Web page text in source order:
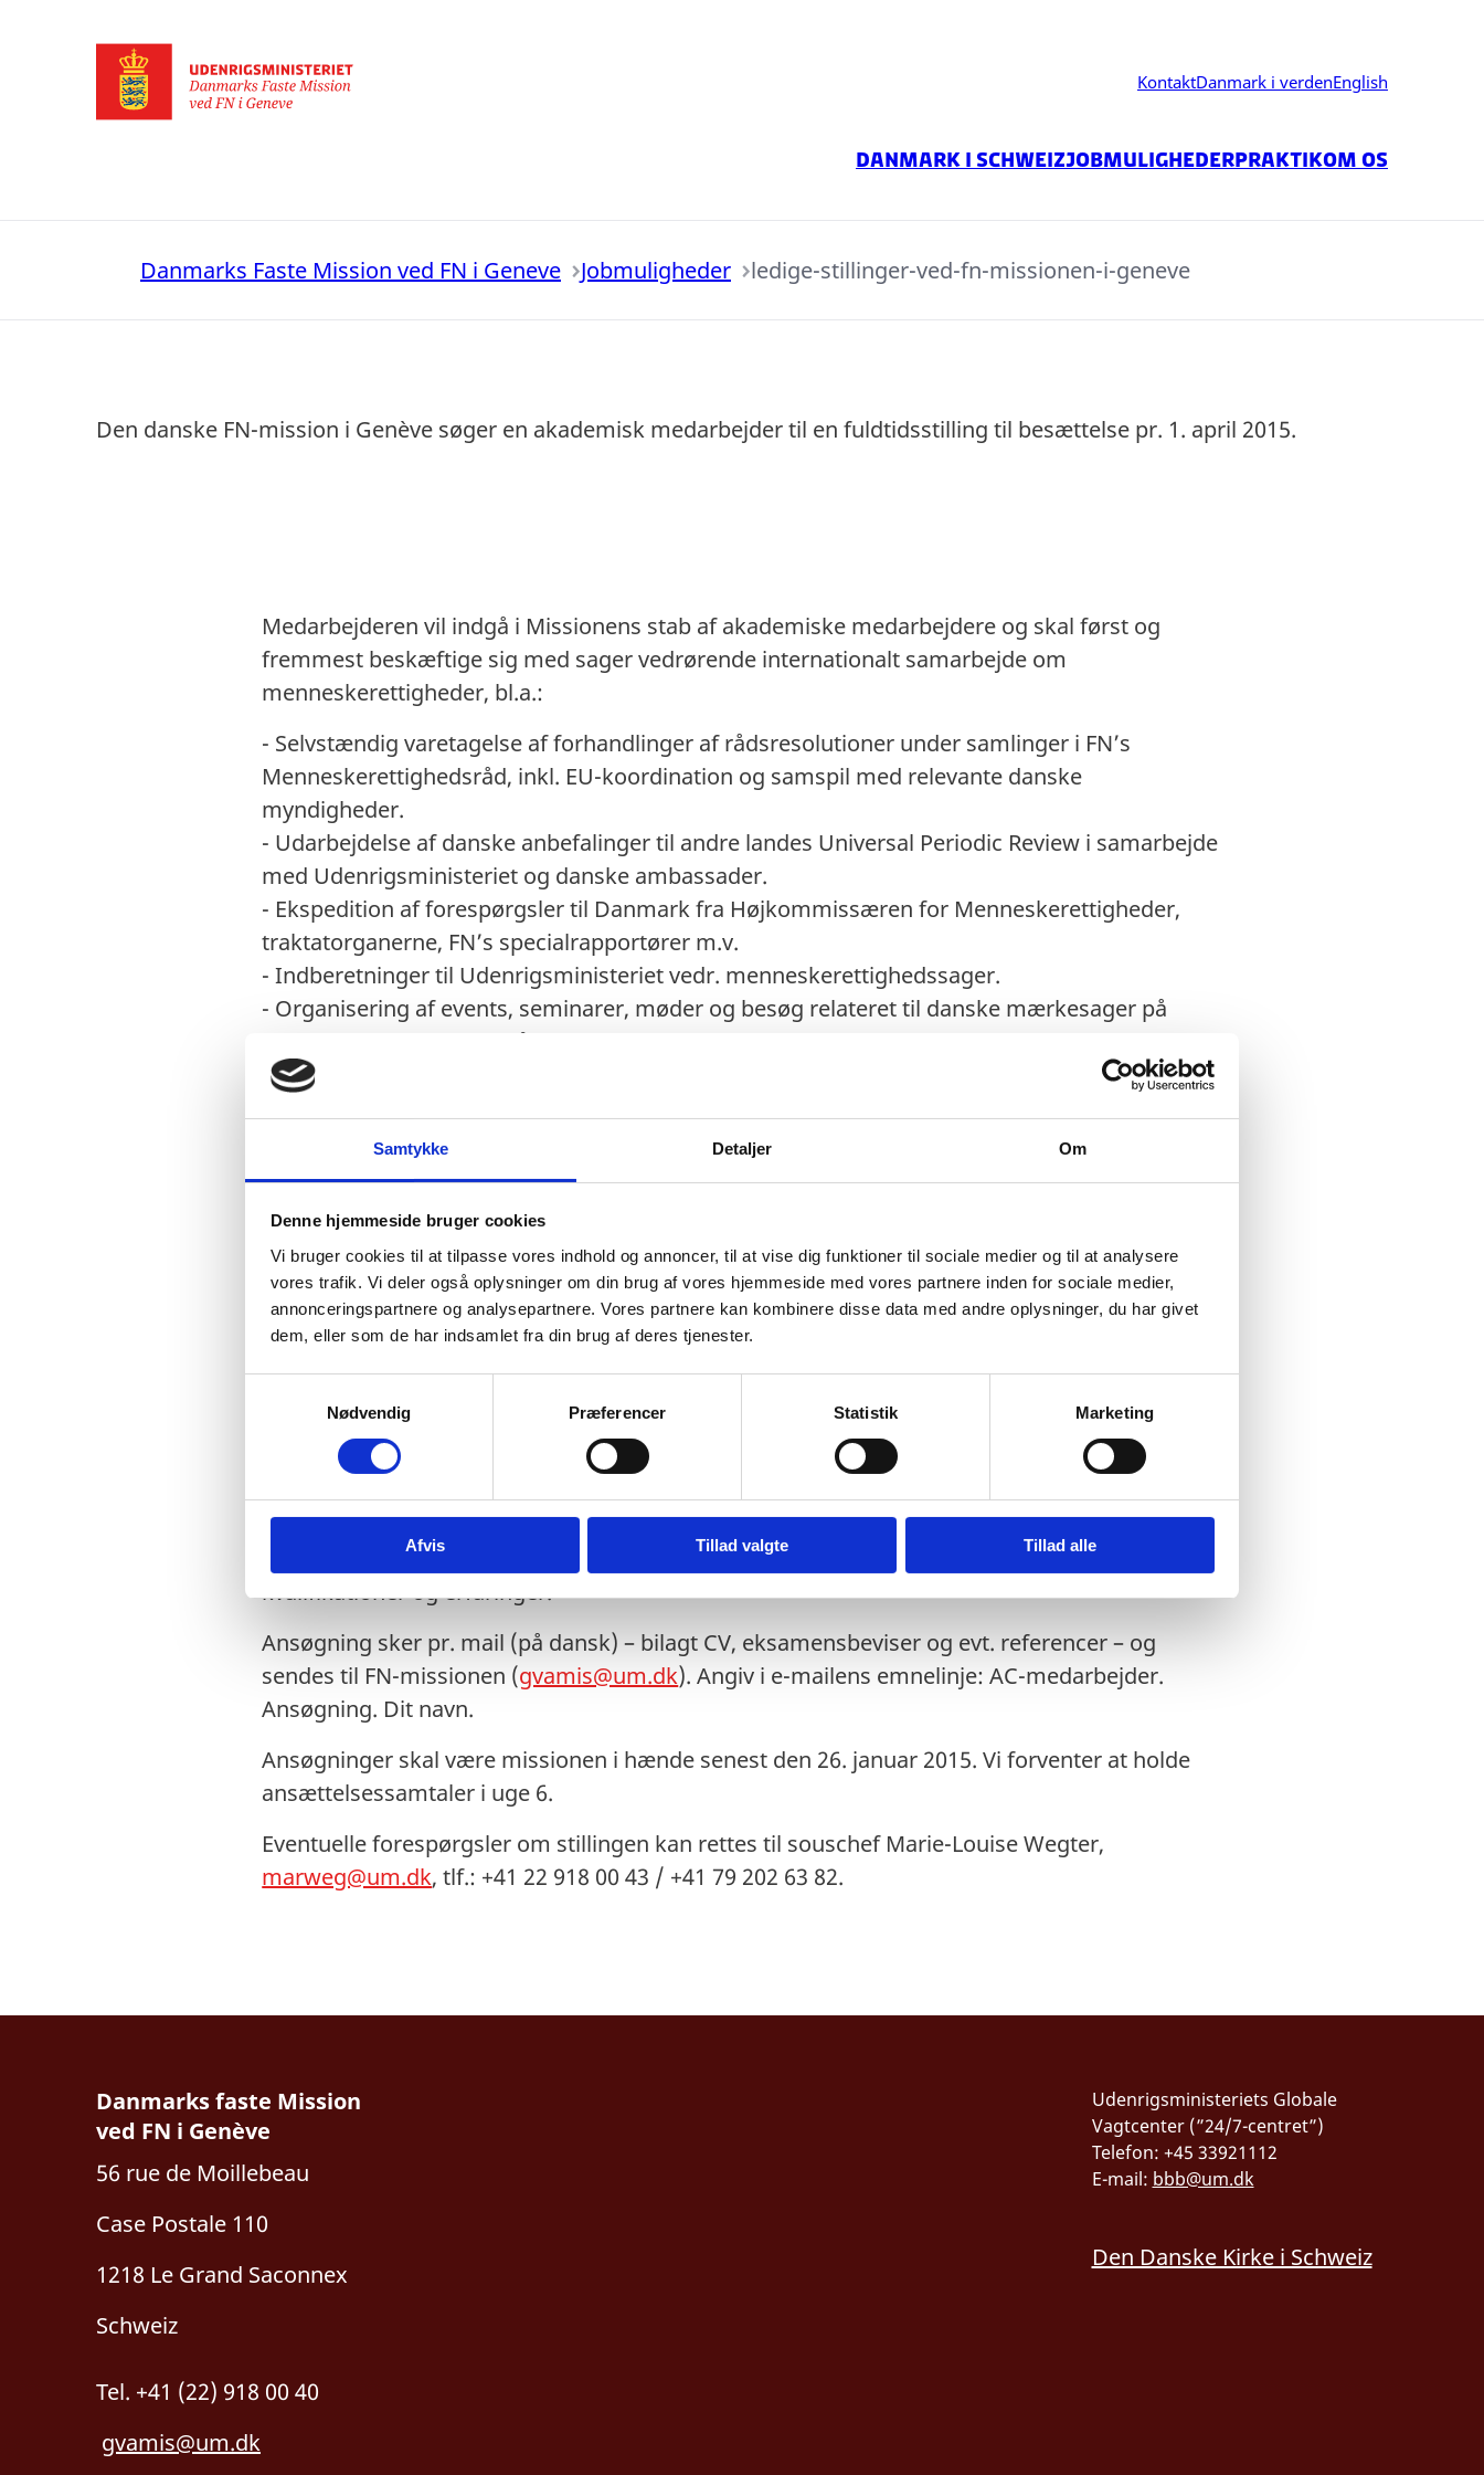
Samtykke Detaljer Om
Denne hjemmeside bruger cookies
Vi bruger cookies til at tilpasse vores indhold og annoncer, til at vise dig funktioner til sociale medier og til at analysere
vores trafik. Vi deler også oplysninger om din brug af vores hjemmeside med vores partnere inden for sociale medier,
annonceringspartnere og analysepartnere. Vores partnere kan kombinere disse data med andre oplysninger, du har givet
dem, eller som de har indsamlet fra din brug af deres tjenester.
v
Nødvendig Præferencer Statistik Marketing
Afvis Tillad valgte Tillad alle
KontaktDanmark i verdenEnglish
Danmark i SchweizJobmulighederPraktikOm os
Danmarks Faste Mission ved FN i Geneve Jobmuligheder ledige-stillinger-ved-fn-missionen-i-geneve
Den danske FN-mission i Genève søger en akademisk medarbejder til en fuldtidsstilling til besættelse pr. 1. april 2015.
Medarbejderen vil indgå i Missionens stab af akademiske medarbejdere og skal først og
fremmest beskæftige sig med sager vedrørende internationalt samarbejde om
menneskerettigheder, bl.a.:
- Selvstændig varetagelse af forhandlinger af rådsresolutioner under samlinger i FN’s
Menneskerettighedsråd, inkl. EU-koordination og samspil med relevante danske
myndigheder.
- Udarbejdelse af danske anbefalinger til andre landes Universal Periodic Review i samarbejde
med Udenrigsministeriet og danske ambassader.
- Ekspedition af forespørgsler til Danmark fra Højkommissæren for Menneskerettigheder,
traktatorganerne, FN’s specialrapportører m.v.
- Indberetninger til Udenrigsministeriet vedr. menneskerettighedssager.
- Organisering af events, seminarer, møder og besøg relateret til danske mærkesager på
menneskerettighedsområdet.
- Forvaltning af danske bevillinger til en række internationale
Der vil blive lagt vægt på, at medarbejderen har tilstrækkelig teoretisk baggrund i - og også
gerne en vis arbejdserfaring med - internationale menneskerettighedsspørgsmål. Et rimeligt
kendskab til FN-systemet, samt til den danske centraladministration og til EU vil være en
fordel.
Det er afgørende, at medarbejderen er indstillet på at arbejde og løse opgaver selvstændigt
og professionelt med begrænset instruktion og vejledning. Stillingen fordrer skarp analytisk
kapacitet, stærke skriftlige og mundtlige formidlings- og forhandlingsevner, gode
samarbejdsevner kombineret med en høj grad af selvstændighed og fleksibilitet.
Medarbejderen skal være i stand til at formulere sig flydende både skriftligt og mundtligt på
dansk og engelsk. Fransk vil være en fordel.
Ansættelsesvilkår: Lokalansættelse. Ansættelsen sker på lokale vilkår og i overensstemmelse
med Missionens regler og politiker; lønnen fastlægges på grundlag af relevante
kvalifikationer og erfaringer.
Ansøgning sker pr. mail (på dansk) – bilagt CV, eksamensbeviser og evt. referencer – og
sendes til FN-missionen (gvamis@um.dk). Angiv i e-mailens emnelinje: AC-medarbejder.
Ansøgning. Dit navn.
Ansøgninger skal være missionen i hænde senest den 26. januar 2015. Vi forventer at holde
ansættelsessamtaler i uge 6.
Eventuelle forespørgsler om stillingen kan rettes til souschef Marie-Louise Wegter,
marweg@um.dk, tlf.: +41 22 918 00 43 / +41 79 202 63 82.
Danmarks faste Mission
ved FN i Genève
56 rue de Moillebeau
Case Postale 110
1218 Le Grand Saconnex
Schweiz
Tel. +41 (22) 918 00 40
gvamis@um.dk
Udenrigsministeriets Globale
Vagtcenter (”24/7-centret”)
Telefon: +45 33921112
E-mail: bbb@um.dk
Den Danske Kirke i Schweiz